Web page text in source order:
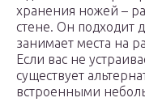
хранения ножей –
стене. Он подходит
занимает места на
Если вас не
существует
встроенными